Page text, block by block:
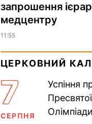
запрошення
медцентру
11:55
ЦЕРКОВНИЙ
7
СЕРПНЯ
Успіння